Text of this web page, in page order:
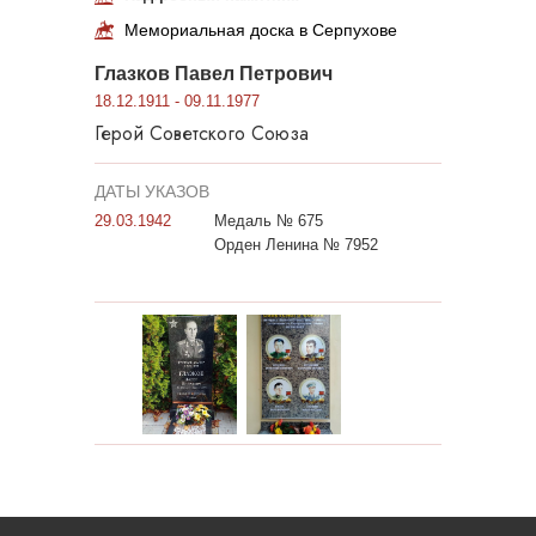
Мемориальная доска в Серпухове
Глазков Павел Петрович
18.12.1911 - 09.11.1977
Герой Советского Союза
ДАТЫ УКАЗОВ
29.03.1942
Медаль № 675
Орден Ленина № 7952